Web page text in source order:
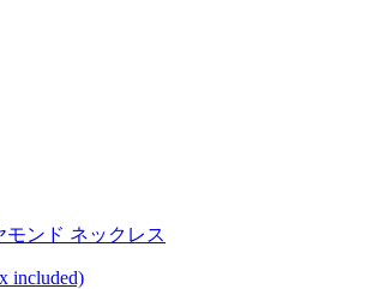
モンド ネックレス
included)